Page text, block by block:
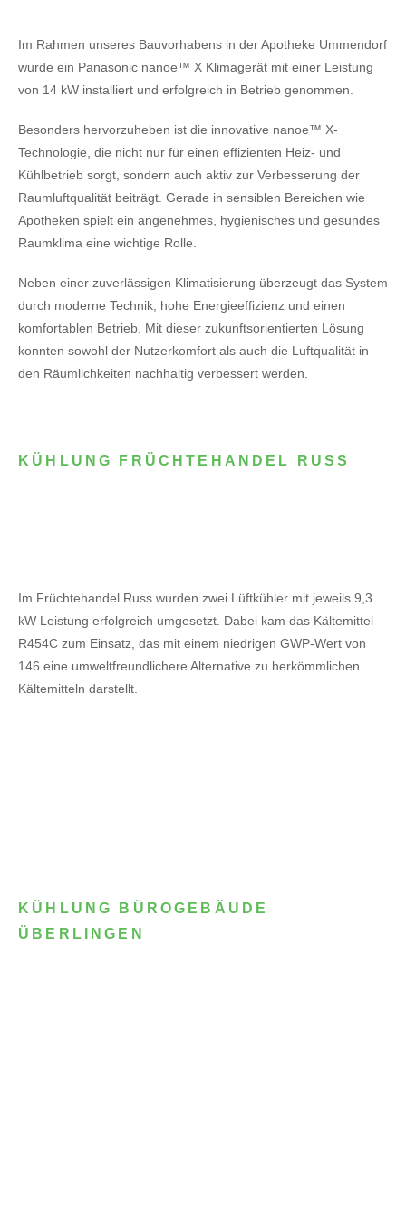
Im Rahmen unseres Bauvorhabens in der Apotheke Ummendorf
wurde ein Panasonic nanoe™ X Klimagerät mit einer Leistung
von 14 kW installiert und erfolgreich in Betrieb genommen.
Besonders hervorzuheben ist die innovative nanoe™ X-
Technologie, die nicht nur für einen effizienten Heiz- und
Kühlbetrieb sorgt, sondern auch aktiv zur Verbesserung der
Raumluftqualität beiträgt. Gerade in sensiblen Bereichen wie
Apotheken spielt ein angenehmes, hygienisches und gesundes
Raumklima eine wichtige Rolle.
Neben einer zuverlässigen Klimatisierung überzeugt das System
durch moderne Technik, hohe Energieeffizienz und einen
komfortablen Betrieb. Mit dieser zukunftsorientierten Lösung
konnten sowohl der Nutzerkomfort als auch die Luftqualität in
den Räumlichkeiten nachhaltig verbessert werden.
KÜHLUNG FRÜCHTEHANDEL RUSS
Im Früchtehandel Russ wurden zwei Lüftkühler mit jeweils 9,3
kW Leistung erfolgreich umgesetzt. Dabei kam das Kältemittel
R454C zum Einsatz, das mit einem niedrigen GWP-Wert von
146 eine umweltfreundlichere Alternative zu herkömmlichen
Kältemitteln darstellt.
KÜHLUNG BÜROGEBÄUDE
ÜBERLINGEN